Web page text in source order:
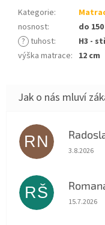
Kategorie:
nosnost:
do
? tuhost:
H3 -
výška matrace: 12 cm
RN
3.8.2026
RŠ
15.7.2026